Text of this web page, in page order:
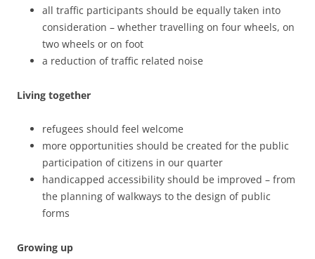
all traffic participants should be equally taken into
consideration – whether travelling on four wheels, on
two wheels or on foot
a reduction of traffic related noise
Living together
refugees should feel welcome
more opportunities should be created for the public
participation of citizens in our quarter
handicapped accessibility should be improved – from
the planning of walkways to the design of public
forms
Growing up